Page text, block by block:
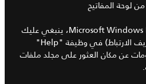
إذا لم تكن تستخدم Microsoft Windows Explorer، ينبغي عليك
تحديد "cookies" (ملفات تعريف الارتباط) في وظيفة "Help"
عن مكان العثور على مجلد ملفات